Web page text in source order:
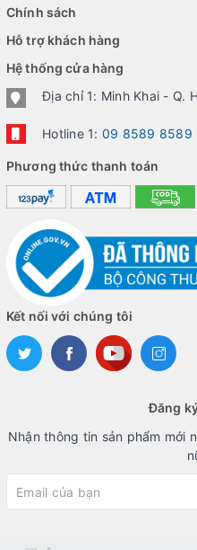
Chính sách
Hỗ trợ khách hàng
Hệ thống cửa hàng
Địa chỉ 1: Minh Khai - Q.
Hotline 1: 09 8589 8589
Phương thức thanh toán
Kết nối với chúng tôi
Đăng
Nhận thông tin sản phẩm mới